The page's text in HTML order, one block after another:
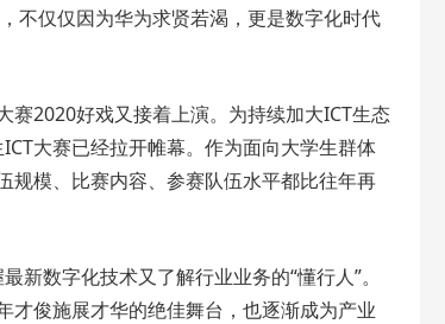
不仅仅因为华为求贤若渴，更是数字化时代
赛2020好戏又接着上演。为持续加大ICT生态
大赛已经拉开帷幕。作为面向大学生群体
规模、比赛内容、参赛队伍水平都比往年再
数字化技术又了解行业业务的“懂行人”。
才俊施展才华的绝佳舞台，也逐渐成为产业